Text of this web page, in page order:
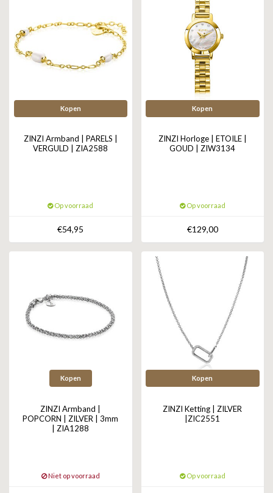
Kopen
ZINZI Armband | PARELS |
VERGULD | ZIA2588
Op voorraad
€54,95
Kopen
ZINZI Horloge | ETOILE |
GOUD | ZIW3134
Op voorraad
€129,00
Kopen
ZINZI Armband |
POPCORN | ZILVER | 3mm
| ZIA1288
Niet op voorraad
Kopen
ZINZI Ketting | ZILVER
|ZIC2551
Op voorraad